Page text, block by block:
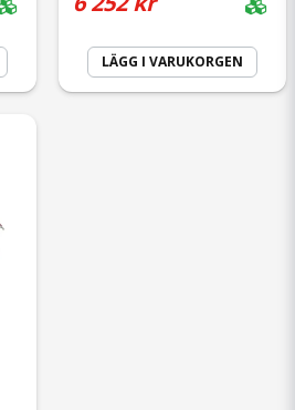
LÄGG I VARUKORGEN